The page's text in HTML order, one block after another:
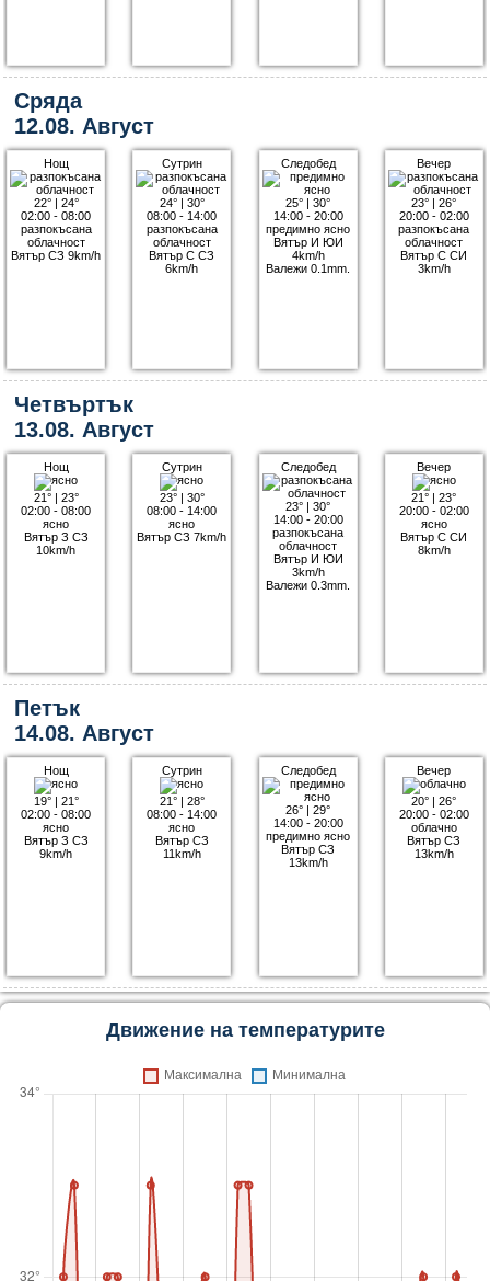
Сряда
12.08. Август
Нощ
22°| 24°
02:00 - 08:00
разпокъсана
облачност
Вятър СЗ 9km/h
Сутрин
24°| 30°
08:00 - 14:00
разпокъсана
облачност
Вятър С СЗ
6km/h
Следобед
25° |30°
14:00 - 20:00
предимно ясно
Вятър И ЮИ
4km/h
Валежи 0.1mm.
Вечер
23° |26°
20:00 - 02:00
разпокъсана
облачност
Вятър С СИ
3km/h
Четвъртък
13.08. Август
Нощ
21°| 23°
02:00 - 08:00
ясно
Вятър З СЗ
10km/h
Сутрин
23°| 30°
08:00 - 14:00
ясно
Вятър СЗ 7km/h
Следобед
23° |30°
14:00 - 20:00
разпокъсана
облачност
Вятър И ЮИ
3km/h
Валежи 0.3mm.
Вечер
21° |23°
20:00 - 02:00
ясно
Вятър С СИ
8km/h
Петък
14.08. Август
Нощ
19°| 21°
02:00 - 08:00
ясно
Вятър З СЗ
9km/h
Сутрин
21°| 28°
08:00 - 14:00
ясно
Вятър СЗ
11km/h
Следобед
26° |29°
14:00 - 20:00
предимно ясно
Вятър СЗ
13km/h
Вечер
20° |26°
20:00 - 02:00
облачно
Вятър СЗ
13km/h
Движение на температурите